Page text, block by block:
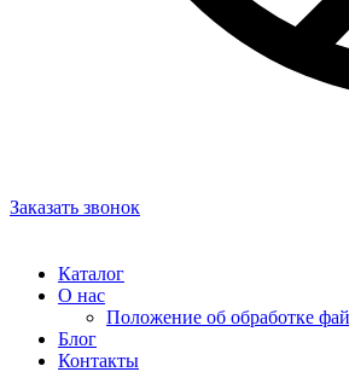
Заказать звонок
Каталог
О нас
Положение об обработке
Блог
Контакты